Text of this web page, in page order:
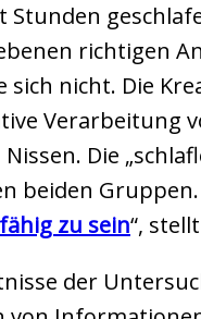
Stunden
richtigen
nicht. Die
Verarbeitung
Die
beiden
zu sein“,
der